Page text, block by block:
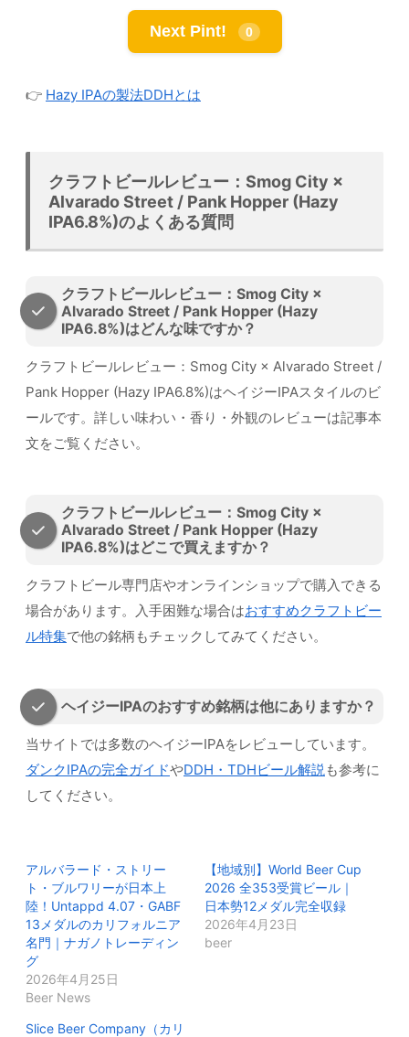
Next Pint! 0
👉 Hazy IPAの製法DDHとは
クラフトビールレビュー：Smog City ×
Alvarado Street / Pank Hopper (Hazy
IPA6.8%)のよくある質問
クラフトビールレビュー：Smog City ×
Alvarado Street / Pank Hopper (Hazy
IPA6.8%)はどんな味ですか？
クラフトビールレビュー：Smog City × Alvarado Street /
Pank Hopper (Hazy IPA6.8%)はヘイジーIPAスタイルのビ
ールです。詳しい味わい・香り・外観のレビューは記事本
文をご覧ください。
クラフトビールレビュー：Smog City ×
Alvarado Street / Pank Hopper (Hazy
IPA6.8%)はどこで買えますか？
クラフトビール専門店やオンラインショップで購入できる
場合があります。入手困難な場合はおすすめクラフトビー
ル特集で他の銘柄もチェックしてみてください。
ヘイジーIPAのおすすめ銘柄は他にありますか？
当サイトでは多数のヘイジーIPAをレビューしています。
ダンクIPAの完全ガイドやDDH・TDHビール解説も参考に
してください。
アルバラード・ストリー
ト・ブルワリーが日本上
陸！Untappd 4.07・GABF
13メダルのカリフォルニア
名門｜ナガノトレーディン
グ
2026年4月25日
Beer News
【地域別】World Beer Cup
2026 全353受賞ビール｜
日本勢12メダル完全収録
2026年4月23日
beer
Slice Beer Company（カリ